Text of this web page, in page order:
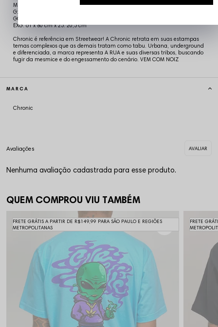
M: 55 x 74 cm x 24,5:18,5 cm
G: 57 x 76 cm x 24,5:19 cm
GG: 59 x 78 cm x 25:20 cm
EXG: 61 x 80 cm x 25: 20,5 cm
Chronic é referência em Streetwear! A Chronic retrata em suas estampas
temas complexos que as demais tratam como tabu. Urbana, underground
e diferenciada, a marca representa A RUA e suas diversas tribos, buscando
fugir da mesmice e do engessamento do cenário. VEM COM NOIZ
MARCA
Chronic
Nenhuma avaliação cadastrada para esse produto.
QUEM COMPROU VIU TAMBÉM
FRETE GRÁTIS A PARTIR DE R$149,99 PARA SÃO PAULO E REGIÕES
METROPOLITANAS
FRETE